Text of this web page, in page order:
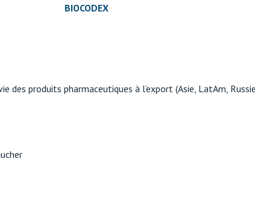
BIOCODEX
des produits pharmaceutiques à l’export (Asie, LatAm,